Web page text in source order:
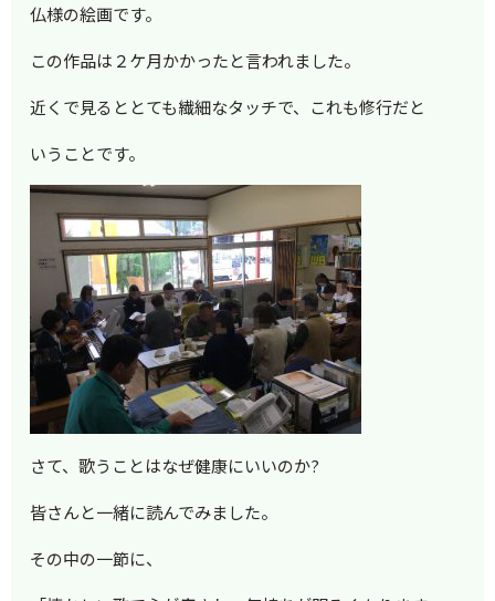
仏様の絵画です。
この作品は２ケ月かかったと言われました。
近くで見るととても繊細なタッチで、これも修行だと
いうことです。
さて、歌うことはなぜ健康にいいのか?
皆さんと一緒に読んでみました。
その中の一節に、